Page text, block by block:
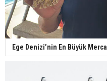
Ege Denizi’nin En Büyük